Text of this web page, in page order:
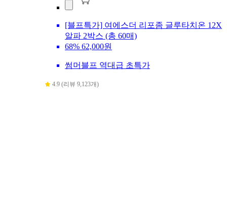
[블프특가] 여에스더 리포좀 글루타치온 12X
알파 2박스 (총 60매)
68% 62,000원
썸머블프 역대급 초특가
4.9 (리뷰 9,123개)